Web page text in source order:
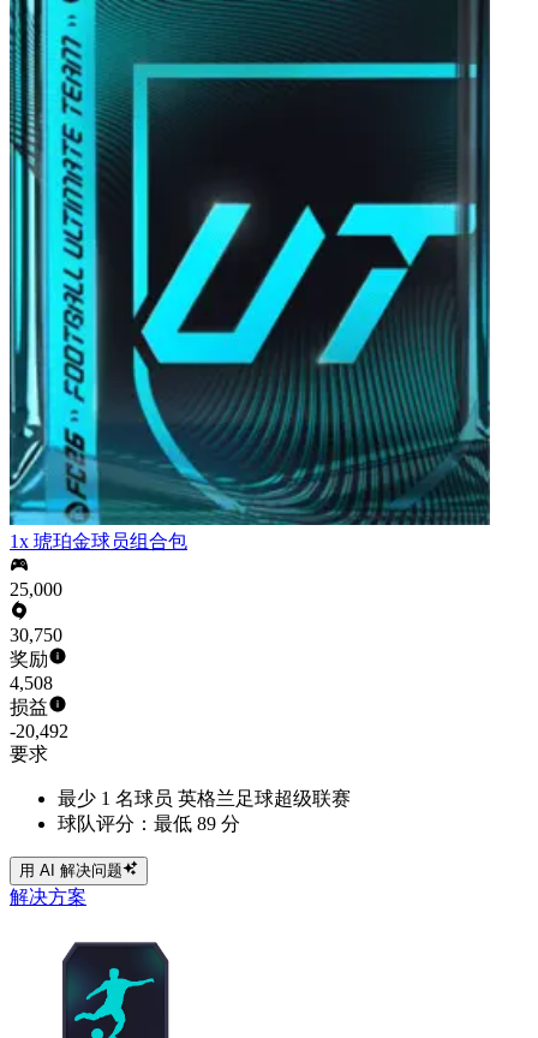
1x 琥珀金球员组合包
25,000
30,750
奖励
4,508
损益
-20,492
要求
最少 1 名球员 英格兰足球超级联赛
球队评分：最低 89 分
用 AI 解决问题
解决方案